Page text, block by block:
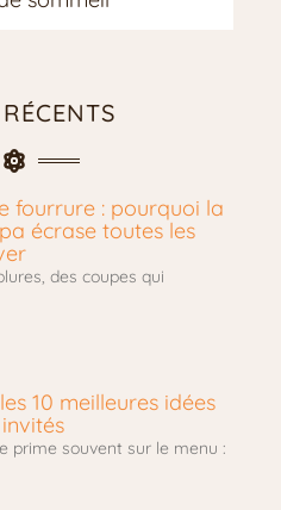
RÉCENTS
fourrure : pourquoi la
écrase toutes les
des coupes qui
10 meilleures idées
prime souvent sur le menu :